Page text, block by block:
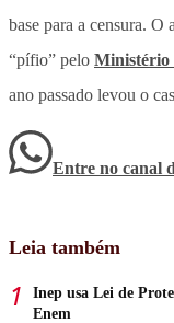
base para a censura.
“pífio” pelo Ministério
ano passado levou o
Entre no canal
Leia também
Inep usa Lei de
Enem